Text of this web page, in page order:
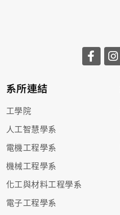
系所連結
工學院
人工智慧學系
電機工程學系
機械工程學系
化工與材料工程學系
電子工程學系